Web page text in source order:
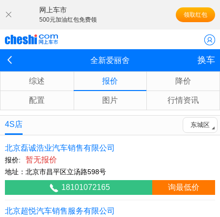
网上车市
500元加油红包免费领
领取红包
全新爱丽舍 换车
综述 报价 降价
配置 图片 行情资讯
4S店 东城区
北京磊诚浩业汽车销售有限公司
报价: 暂无报价
地址：北京市昌平区立汤路598号
18101072165 询最低价
北京超悦汽车销售服务有限公司